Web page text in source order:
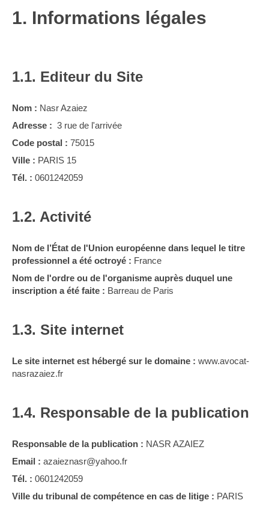
1. Informations légales
1.1. Editeur du Site
Nom : Nasr Azaiez
Adresse : 3 rue de l'arrivée
Code postal : 75015
Ville : PARIS 15
Tél. : 0601242059
1.2. Activité
Nom de l’État de l'Union européenne dans lequel le titre
professionnel a été octroyé : France
Nom de l'ordre ou de l'organisme auprès duquel une
inscription a été faite : Barreau de Paris
1.3. Site internet
Le site internet est hébergé sur le domaine : www.avocat-
nasrazaiez.fr
1.4. Responsable de la publication
Responsable de la publication : NASR AZAIEZ
Email : azaieznasr@yahoo.fr
Tél. : 0601242059
Ville du tribunal de compétence en cas de litige : PARIS